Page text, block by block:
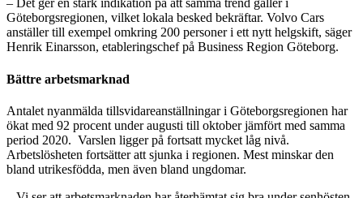
– Det ger en stark indikation på att samma trend gäller i
Göteborgsregionen, vilket lokala besked bekräftar. Volvo Cars
anställer till exempel omkring 200 personer i ett nytt helgskift, säger
Henrik Einarsson, etableringschef på Business Region Göteborg.
Bättre arbetsmarknad
Antalet nyanmälda tillsvidareanställningar i Göteborgsregionen har
ökat med 92 procent under augusti till oktober jämfört med samma
period 2020. Varslen ligger på fortsatt mycket låg nivå.
Arbetslösheten fortsätter att sjunka i regionen. Mest minskar den
bland utrikesfödda, men även bland ungdomar.